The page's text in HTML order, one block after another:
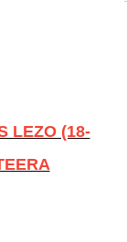
LEZO (18-